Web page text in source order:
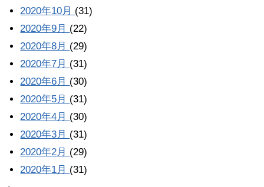
2020年10月 (31)
2020年9月 (22)
2020年8月 (29)
2020年7月 (31)
2020年6月 (30)
2020年5月 (31)
2020年4月 (30)
2020年3月 (31)
2020年2月 (29)
2020年1月 (31)